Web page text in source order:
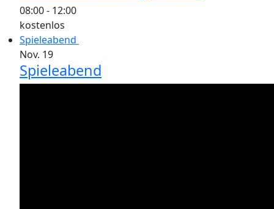
08:00- 12:00
kostenlos
Spieleabend
Nov. 19
Spieleabend